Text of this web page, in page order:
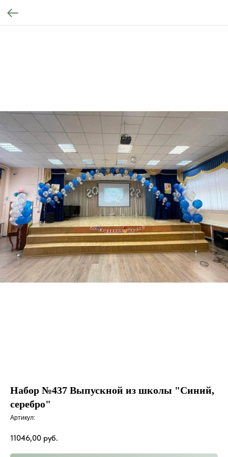
Набор №437 Выпускной из школы "Синий,
серебро"
Артикул:
11046,00 руб.